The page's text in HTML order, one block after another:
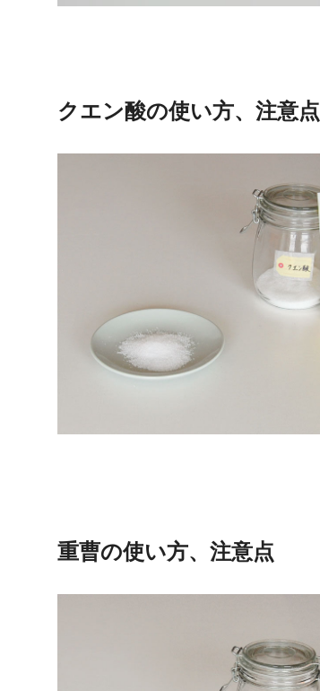
クエン酸の使い方、注意点
重曹の使い方、注意点